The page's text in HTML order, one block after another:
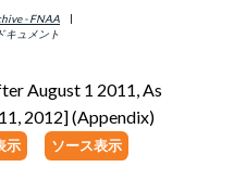
ース
日本語
- FNAA
ドキュメント
August 1 2011, As
2012] (Appendix)
示 ソース表示